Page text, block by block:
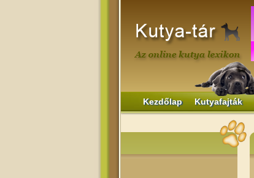
Kezdőlap Kutyafajták